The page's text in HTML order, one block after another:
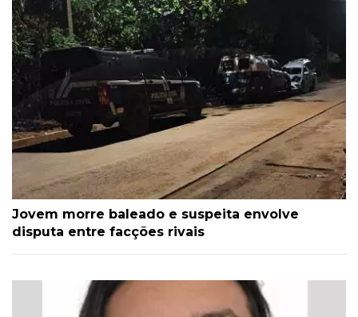
Jovem morre baleado e suspeita envolve
disputa entre facções rivais